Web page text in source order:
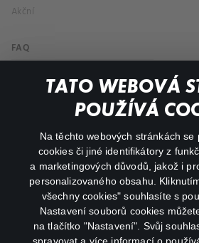
TATO WEBOVÁ
POUŽÍVÁ
Na těchto webových stránkách
cookies či jiné identifikátory z
a marketingových důvodů, jakož i
personalizovaného obsahu.
všechny cookies" souhlasíte s
Nastavení souborů cookies
na tlačítko "Nastavení". Svůj
Akční
FAQ
Můj účet
Důležité odkazy
facebook